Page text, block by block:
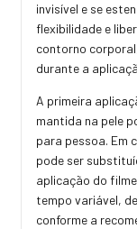
invisível e se
flexibilidade e
contorno
durante a
A primeira
mantida na pele
para pessoa. Em
pode ser
aplicação do
tempo variável,
conforme a